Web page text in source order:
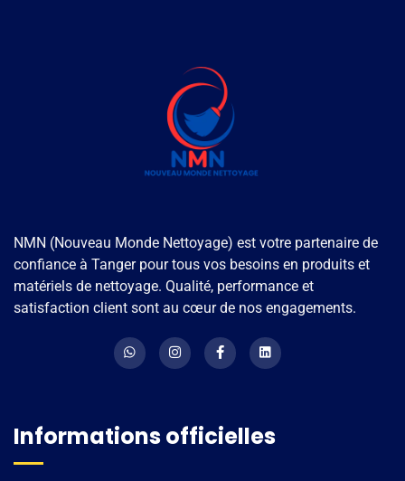
NMN (Nouveau Monde Nettoyage) est votre partenaire de
confiance à Tanger pour tous vos besoins en produits et
matériels de nettoyage. Qualité, performance et
satisfaction client sont au cœur de nos engagements.
Informations officielles